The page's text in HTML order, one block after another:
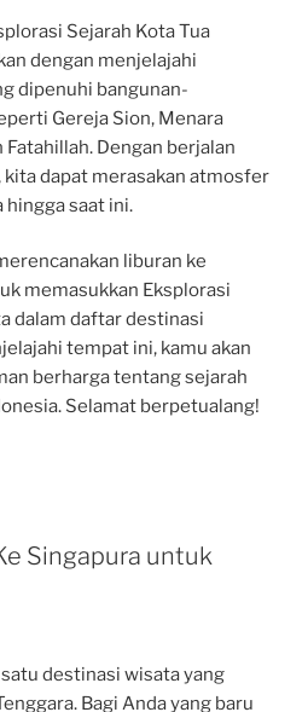
Sejarah Kota Tua
dengan menjelajahi
dipenuhi bangunan-
Gereja Sion, Menara
Fatahillah. Dengan berjalan
kita dapat merasakan atmosfer
hingga saat ini.
liburan ke
memasukkan Eksplorasi
dalam daftar destinasi
tempat ini, kamu akan
berharga tentang sejarah
Selamat berpetualang!
Singapura untuk
destinasi wisata yang
Bagi Anda yang baru